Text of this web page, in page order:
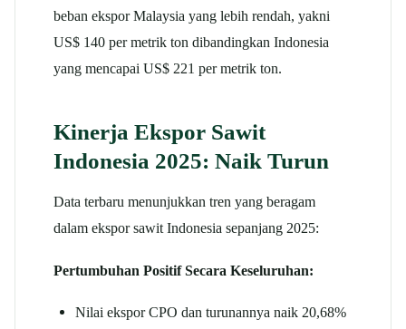
beban ekspor Malaysia yang lebih rendah, yakni
US$ 140 per metrik ton dibandingkan Indonesia
yang mencapai US$ 221 per metrik ton.
Kinerja Ekspor Sawit
Indonesia 2025: Naik Turun
Data terbaru menunjukkan tren yang beragam
dalam ekspor sawit Indonesia sepanjang 2025:
Pertumbuhan Positif Secara Keseluruhan:
Nilai ekspor CPO dan turunannya naik 20,68%